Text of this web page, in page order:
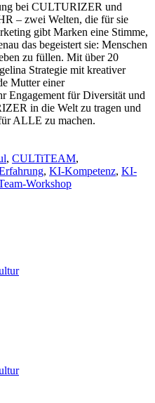
bei CULTURIZER und
– zwei Welten, die für sie
gibt Marken eine Stimme,
das begeistert sie: Menschen
zu füllen. Mit über 20
Strategie mit kreativer
Mutter einer
Engagement für Diversität und
in die Welt zu tragen und
ALLE zu machen.
, CULTiTEAM,
, KI-Kompetenz, KI-
Workshop